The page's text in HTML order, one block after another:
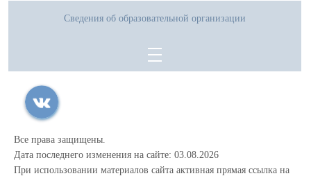
Сведения об образовательной организации
Все права защищены.
Дата последнего изменения на сайте: 03.08.2026
При использовании материалов сайта активная прямая ссылка на